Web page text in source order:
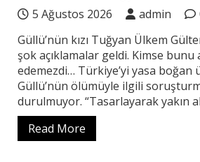
5 Ağustos 2026 admin
Güllü’nün kızı Tuğyan Ülkem
şok açıklamalar geldi. Kimse
edemezdi… Türkiye’yi yasa boğan
Güllü’nün ölümüyle ilgili
durulmuyor. “Tasarlayarak yakın
Read More